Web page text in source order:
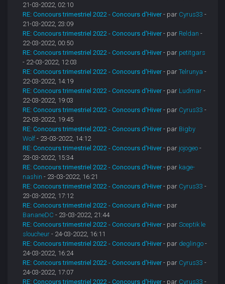
21-03-2022, 02:10
RE: Concours trimestriel 2022 - Concours d'Hiver - par Cyrus33 -
21-03-2022, 23:09
RE: Concours trimestriel 2022 - Concours d'Hiver - par Reldan -
22-03-2022, 00:50
RE: Concours trimestriel 2022 - Concours d'Hiver - par petitgars
- 22-03-2022, 12:03
RE: Concours trimestriel 2022 - Concours d'Hiver - parTelrunya -
22-03-2022, 14:19
RE: Concours trimestriel 2022 - Concours d'Hiver - par Ludmar -
22-03-2022, 19:03
RE: Concours trimestriel 2022 - Concours d'Hiver - par Cyrus33 -
22-03-2022, 19:45
RE: Concours trimestriel 2022 - Concours d'Hiver - par Bigby
Wolf - 23-03-2022, 14:12
RE: Concours trimestriel 2022 - Concours d'Hiver - par jojogeo -
23-03-2022, 15:34
RE: Concours trimestriel 2022 - Concours d'Hiver - par kage-
nashin - 23-03-2022, 16:21
RE: Concours trimestriel 2022 - Concours d'Hiver - par Cyrus33 -
23-03-2022, 17:12
RE: Concours trimestriel 2022 - Concours d'Hiver - par
BananeDC - 23-03-2022, 21:44
RE: Concours trimestriel 2022 - Concours d'Hiver - parSceptik le
sloucheur - 24-03-2022, 16:11
RE: Concours trimestriel 2022 - Concours d'Hiver - par deglingo -
24-03-2022, 16:24
RE: Concours trimestriel 2022 - Concours d'Hiver - par Cyrus33 -
24-03-2022, 17:07
RE: Concours trimestriel 2022 - Concours d'Hiver - par Cyrus33 -